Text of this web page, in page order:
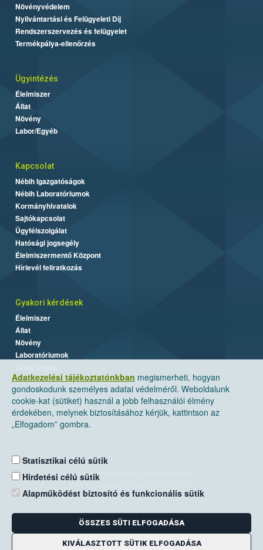
Adatkezelési tájékoztatónkban megismerheti, hogyan
gondoskodunk személyes adatai védelméről. Weboldalunk
cookie-kat (sütiket) használ a jobb felhasználói élmény
érdekében, melynek biztosításához kérjük, kattintson az
„Elfogadom” gombra.
Statisztikai célú sütik
Hirdetési célú sütik
Alapműködést biztosító és funkcionális sütik
ÖSSZES SÜTI ELFOGADÁSA
KIVÁLASZTOTT SÜTIK ELFOGADÁSA
Növényvédelem
Nyilvántartási és Felügyeleti Díj
Rendszerszervezés és felügyelet
Termékpálya-ellenőrzés
Ügyintézés
Élelmiszer
Állat
Növény
Labor/Egyéb
Kapcsolat
Nébih Igazgatóságok
Nébih Laboratóriumok
Kormányhivatalok
Sajtókapcsolat
Ügyfélszolgálat
Hatósági jogsegély
Élelmiszermentő Központ
Hírlevél feliratkozás
Gyakori kérdések
Élelmiszer
Állat
Növény
Laboratóriumok
Nemzeti Élelmiszerlánc-biztonsági Hivatal
Levelezési cím: 1525 Budapest. Pf. 30.
E-mail:ugyfelszolgalat@nebih.gov.hu
Zöld szám: 06-80/263-244